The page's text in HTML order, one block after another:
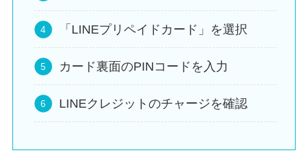
「LINEプリペイドカード」を選択
カード裏面のPINコードを入力
LINEクレジットのチャージを確認